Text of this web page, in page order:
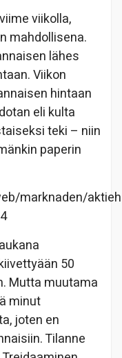
viikolla,
mahdollisena.
lähes
Viikon
hintaan
eli kulta
teki – niin
paperin
marknaden/
50
Mutta muutama
minut
joten en
Tilanne